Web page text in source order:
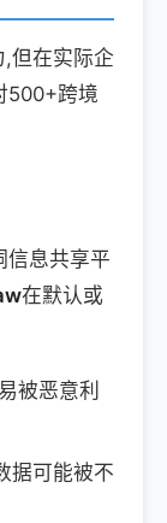
但在实际企
500+跨境
信息共享平
在默认或
被恶意利
据可能被不